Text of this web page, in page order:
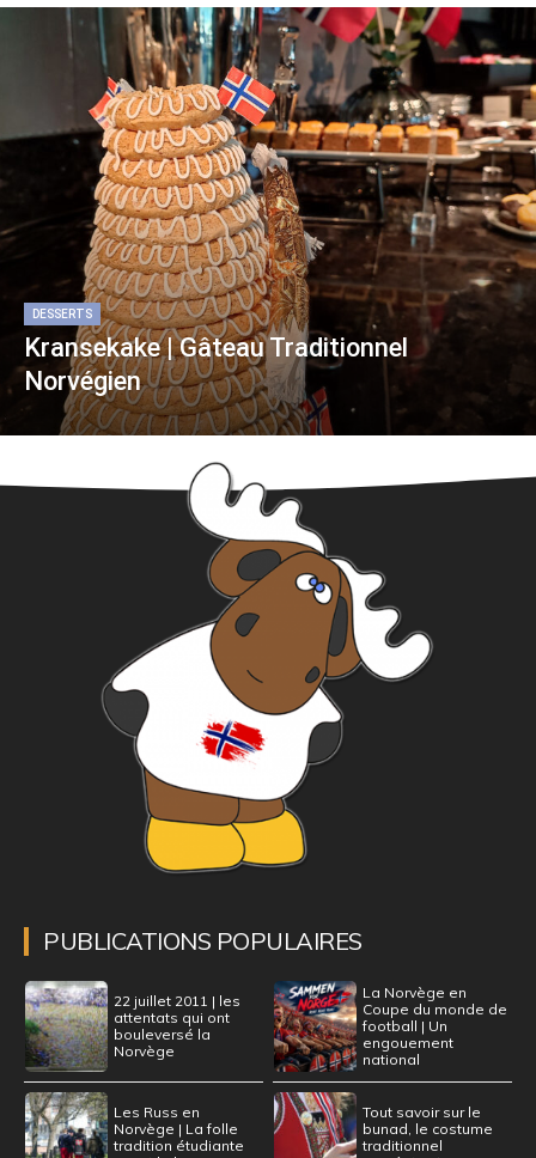
DESSERTS
Kransekake | Gâteau Traditionnel
Norvégien
PUBLICATIONS POPULAIRES
22 juillet 2011 | les
attentats qui ont
bouleversé la
Norvège
La Norvège en
Coupe du monde de
football | Un
engouement
national
Les Russ en
Norvège | La folle
tradition étudiante
Tout savoir sur le
bunad, le costume
traditionnel